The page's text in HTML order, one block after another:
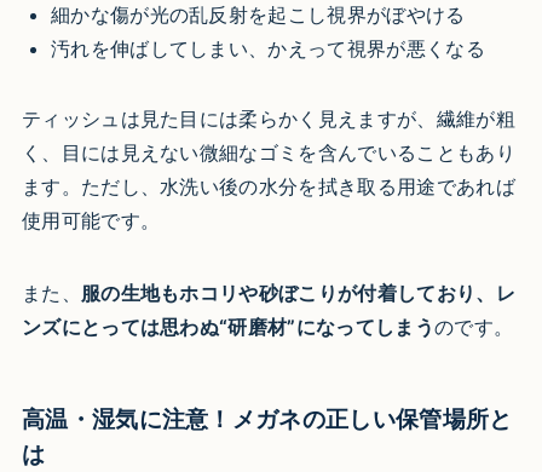
細かな傷が光の乱反射を起こし視界がぼやける
汚れを伸ばしてしまい、かえって視界が悪くなる
ティッシュは見た目には柔らかく見えますが、繊維が粗
く、目には見えない微細なゴミを含んでいることもあり
ます。ただし、水洗い後の水分を拭き取る用途であれば
使用可能です。
また、 服の生地もホコリや砂ぼこりが付着しており、レ
ンズにとっては思わぬ“研磨材”になってしまうのです。
高温・湿気に注意！メガネの正しい保管場所と
は